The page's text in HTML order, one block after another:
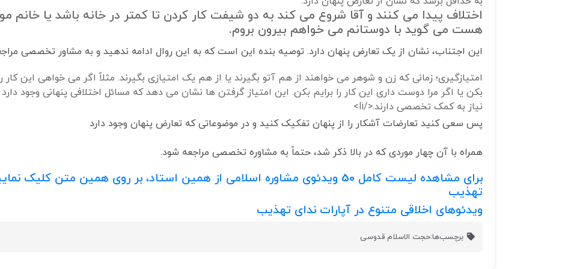
اختلاف پیدا می کنند و آقا شروع می کند به دو شیفت کار کردن تا کمتر در خانه باشد یا
هست می گوید با دوستانم می خواهم بیرون بروم.
این اجتناب، نشان از یک تعارض پنهان دارد. توصیه بنده این است که به این روال ادامه ندهید و به مشاور تخصصی
امتیازگیری؛ زمانی که زن و شوهر می خواهند از هم آتو بگیرند یا از هم یک امتیازی بگیرند. مثلاً اگر می خواهی این کار
بکن یا اگر مرا دوست داری این کار را برایم بکن. این امتیاز گرفتن ها نشان می دهد که مسائل اختلافی پنهانی وجود
نیاز به کمک تخصصی دارند.</li>
پس سعی کنید تعارضات آشکار را از پنهان تفکیک کنید و در موضوعاتی که تعارض پنهان وجود دارد
همراه با آن چهار موردی که در بالا ذکر شد، حتماً به مشاوره تخصصی مراجعه شود.
برای مشاهده لیست کامل 50 ویدئوی مشاوره اسلامی از همین استاد، بر روی همین متن کلیک
تهذیب
ویدئوهای اخلاقی متنوع در آپارات ندای تهذیب
برچسب‌ها:حجت الاسلام قدوسی